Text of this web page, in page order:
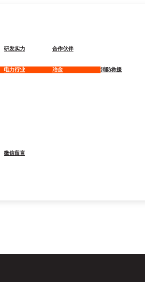
研发实力 合作伙伴
电力行业 冶金 消防救援
微信留言